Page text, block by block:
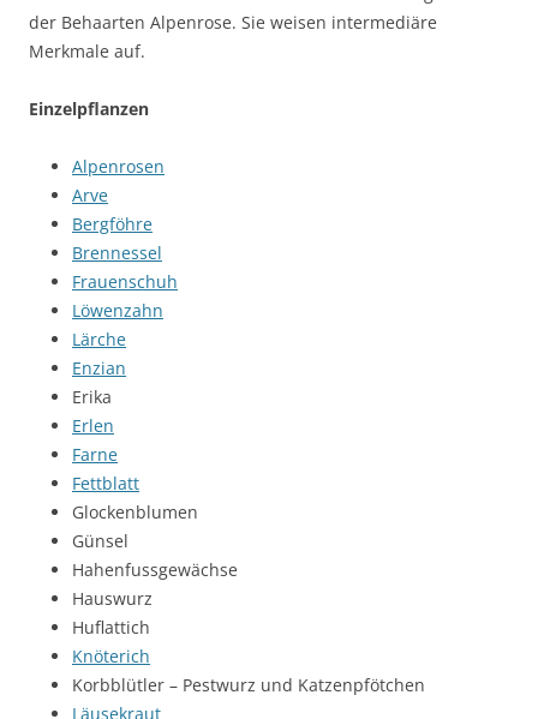
der Behaarten Alpenrose. Sie weisen intermediäre
Merkmale auf.
Einzelpflanzen
Alpenrosen
Arve
Bergföhre
Brennessel
Frauenschuh
Löwenzahn
Lärche
Enzian
Erika
Erlen
Farne
Fettblatt
Glockenblumen
Günsel
Hahenfussgewächse
Hauswurz
Huflattich
Knöterich
Korbblütler – Pestwurz und Katzenpfötchen
Läusekraut